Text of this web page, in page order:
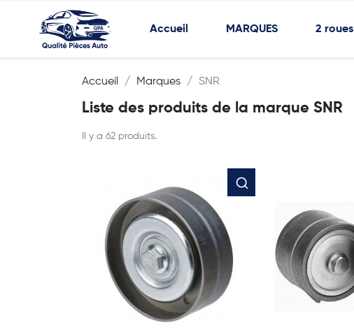
Accueil MARQUES 2 roues
Accueil Marques SNR
Liste des produits de la marque SNR
Il y a 62 produits.